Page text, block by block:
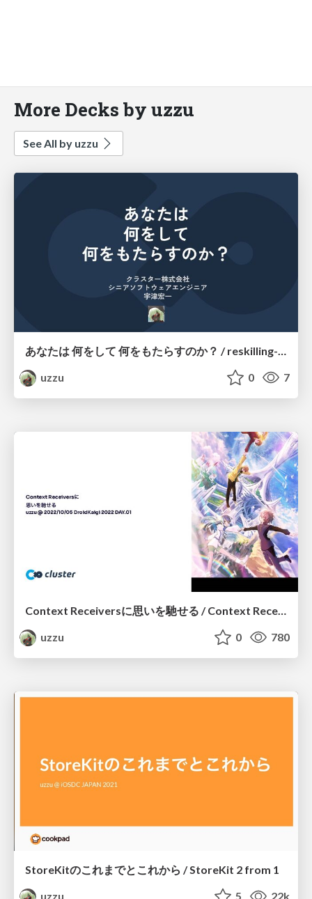
More Decks by uzzu
See All by uzzu
あなたは 何をして 何をもたらすのか？ / reskilling-at-tokyo-2026
uzzu
0 7
uzzu
0 780
StoreKitのこれまでとこれから / StoreKit 2 from 1
uzzu
5 22k